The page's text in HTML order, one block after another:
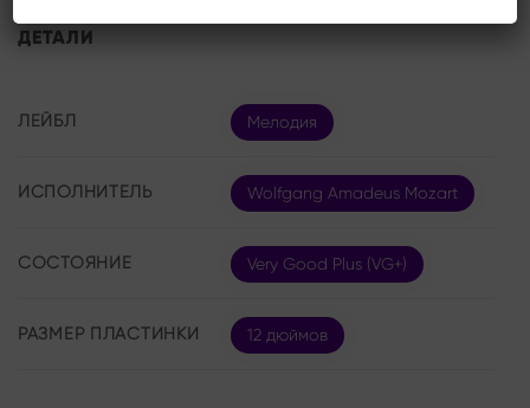
ДЕТАЛИ
ЛЕЙБЛ Мелодия
ИСПОЛНИТЕЛЬ Wolfgang Amadeus Mozart
СОСТОЯНИЕ Very Good Plus (VG+)
РАЗМЕР ПЛАСТИНКИ 12 дюймов